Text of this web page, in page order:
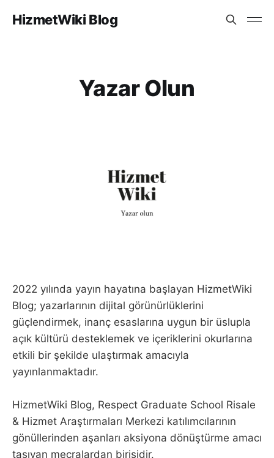
HizmetWiki Blog
Yazar Olun
2022 yılında yayın hayatına başlayan HizmetWiki
Blog; yazarlarının dijital görünürlüklerini
güçlendirmek, inanç esaslarına uygun bir üslupla
açık kültürü desteklemek ve içeriklerini okurlarına
etkili bir şekilde ulaştırmak amacıyla
yayınlanmaktadır.
HizmetWiki Blog, Respect Graduate School Risale
& Hizmet Araştırmaları Merkezi katılımcılarının
gönüllerinden aşanları aksiyona dönüştürme amacı
taşıyan mecralardan birisidir.